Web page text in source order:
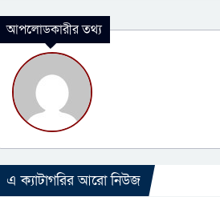
আপলোডকারীর তথ্য
এ ক্যাটাগরির আরো নিউজ